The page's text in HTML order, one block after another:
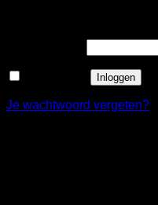
Inloggen
Je wachtwoord vergeten?